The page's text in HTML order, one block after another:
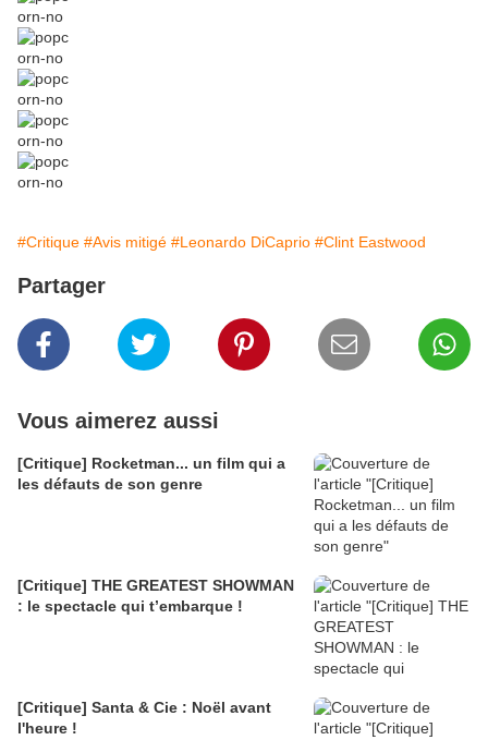
#Critique #Avis mitigé #Leonardo DiCaprio #Clint Eastwood
Partager
Vous aimerez aussi
[Critique] Rocketman... un film qui a
les défauts de son genre
[Critique] THE GREATEST SHOWMAN
: le spectacle qui t’embarque !
[Critique] Santa & Cie : Noël avant
l'heure !